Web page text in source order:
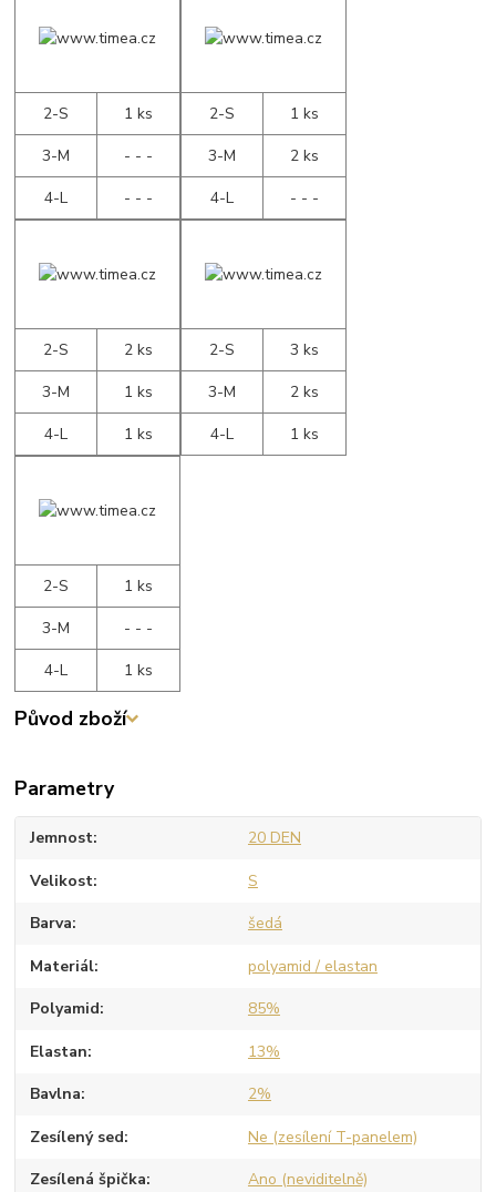
2-S
1 ks
3-M
- - -
4-L
- - -
2-S
1 ks
3-M
2 ks
4-L
- - -
2-S
2 ks
3-M
1 ks
4-L
1 ks
2-S
3 ks
3-M
2 ks
4-L
1 ks
2-S
1 ks
3-M
- - -
4-L
1 ks
Původ zboží
Parametry
Jemnost 20 DEN
Velikost S
Barva šedá
Materiál polyamid / elastan
Polyamid 85%
Elastan 13%
Bavlna 2%
Zesílený sed Ne (zesílení T-panelem)
Zesílená špička Ano (neviditelně)